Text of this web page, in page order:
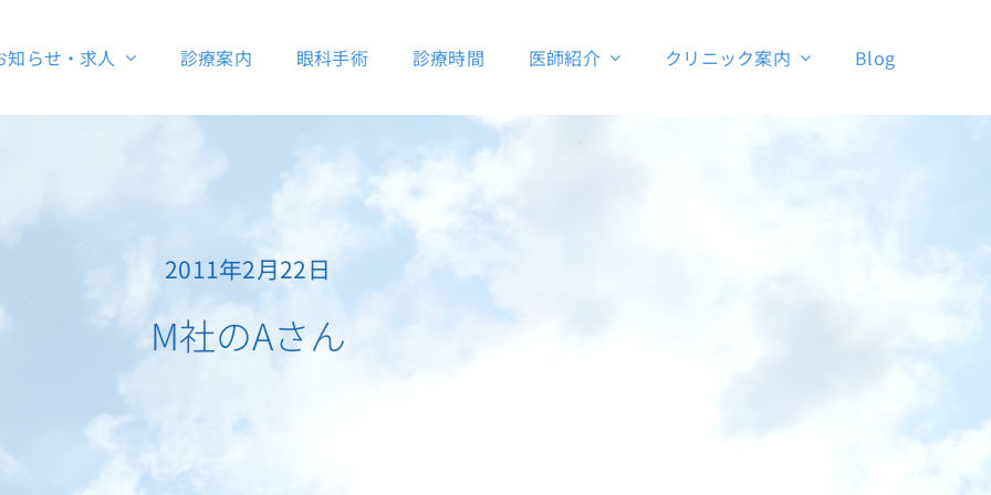
知らせ・求人 診療案内 眼科手術 診療時間 医師紹介 クリニック案内 Blog
2011年2月22日
M社のAさん